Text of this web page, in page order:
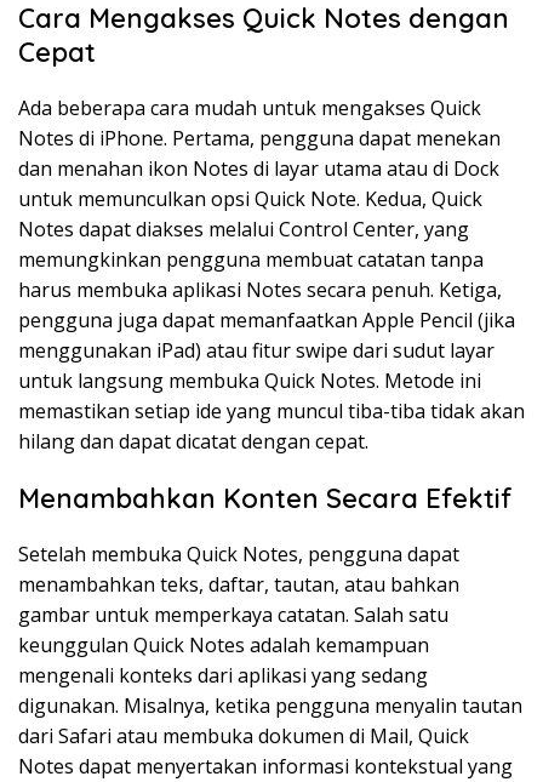
Cara Mengakses Quick Notes dengan
Cepat
Ada beberapa cara mudah untuk mengakses Quick
Notes di iPhone. Pertama, pengguna dapat menekan
dan menahan ikon Notes di layar utama atau di Dock
untuk memunculkan opsi Quick Note. Kedua, Quick
Notes dapat diakses melalui Control Center, yang
memungkinkan pengguna membuat catatan tanpa
harus membuka aplikasi Notes secara penuh. Ketiga,
pengguna juga dapat memanfaatkan Apple Pencil (jika
menggunakan iPad) atau fitur swipe dari sudut layar
untuk langsung membuka Quick Notes. Metode ini
memastikan setiap ide yang muncul tiba-tiba tidak akan
hilang dan dapat dicatat dengan cepat.
Menambahkan Konten Secara Efektif
Setelah membuka Quick Notes, pengguna dapat
menambahkan teks, daftar, tautan, atau bahkan
gambar untuk memperkaya catatan. Salah satu
keunggulan Quick Notes adalah kemampuan
mengenali konteks dari aplikasi yang sedang
digunakan. Misalnya, ketika pengguna menyalin tautan
dari Safari atau membuka dokumen di Mail, Quick
Notes dapat menyertakan informasi kontekstual yang